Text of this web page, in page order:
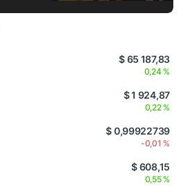
$ 65 187,83
0,24 %
$ 1 924,87
0,22 %
$ 0,99922739
-0,01 %
$ 608,15
0,55 %